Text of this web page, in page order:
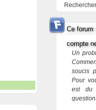
Rechercher
Ce forum
compte
Un
soucis
Pour
est du